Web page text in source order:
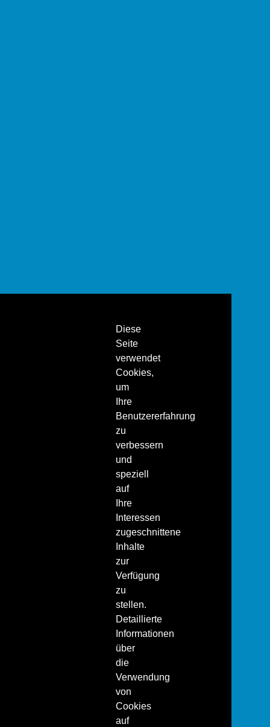
Diese
Seite
verwendet
Cookies,
um
Ihre
Benutzererfahrung
zu
verbessern
und
speziell
auf
Ihre
Interessen
zugeschnittene
Inhalte
zur
Verfügung
zu
stellen.
Detaillierte
Informationen
über
die
Verwendung
von
Cookies
auf